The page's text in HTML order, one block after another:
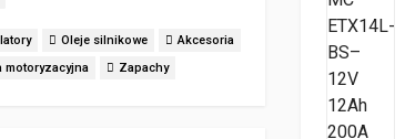
Oleje silnikowe
Akcesoria
motoryzacyjna
Zapachy